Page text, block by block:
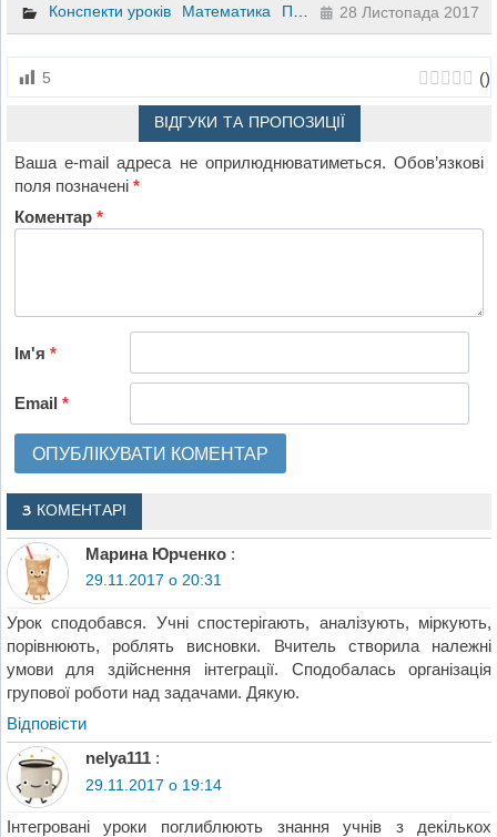
Конспекти уроків Математика Природознавство 2 клас
28 Листопада 2017
5 ()
ВІДГУКИ ТА ПРОПОЗИЦІЇ
Ваша e-mail адреса не оприлюднюватиметься. Обов’язкові
поля позначені*
Коментар*
Ім'я*
Email*
3 КОМЕНТАРІ
Марина Юрченко :
29.11.2017 о 20:31
Урок сподобався. Учні спостерігають, аналізують, міркують,
порівнюють, роблять висновки. Вчитель створила належні
умови для здійснення інтеграції. Сподобалась організація
групової роботи над задачами. Дякую.
Відповіcти
nelya111 :
29.11.2017 о 19:14
Інтегровані уроки поглиблюють знання учнів з декількох